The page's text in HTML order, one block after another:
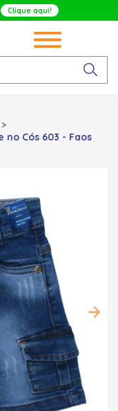
Clique aqui!
Cós 603 - Faos